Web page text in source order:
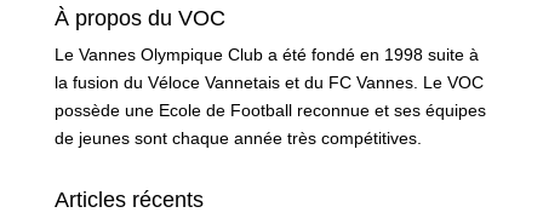
À propos du VOC
Le Vannes Olympique Club a été fondé en 1998 suite à
la fusion du Véloce Vannetais et du FC Vannes. Le VOC
possède une Ecole de Football reconnue et ses équipes
de jeunes sont chaque année très compétitives.
Articles récents